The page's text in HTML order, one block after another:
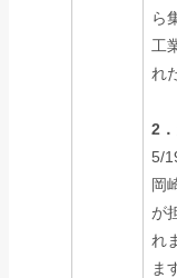
ら
工
れ
2
5/
岡
が
れ
ま